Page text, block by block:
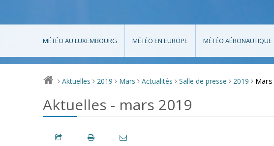
MÉTÉO AU LUXEMBOURG MÉTÉO EN EUROPE MÉTÉO AÉRONAUTIQUE
> Aktuelles > 2019 > Mars > Actualités > Salle de presse > 2019 > Mars
Aktuelles - mars 2019